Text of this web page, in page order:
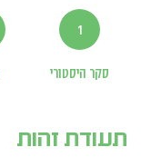
1
סקר היסטורי
תעודת זהות